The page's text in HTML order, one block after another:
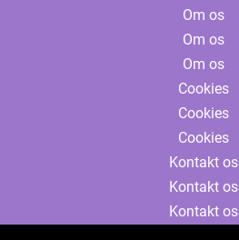
Om os
Om os
Om os
Cookies
Cookies
Cookies
Kontakt os
Kontakt os
Kontakt os